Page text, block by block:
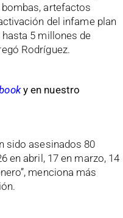
artefactos
del infame plan
5 millones de
Rodríguez.
y en nuestro
sido asesinados 80
en abril, 17 en marzo, 14
menciona más